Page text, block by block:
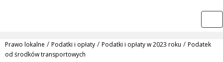
Prawo lokalne / Podatki i opłaty / Podatki i opłaty w 2023 roku / Podatek
od środków transportowych